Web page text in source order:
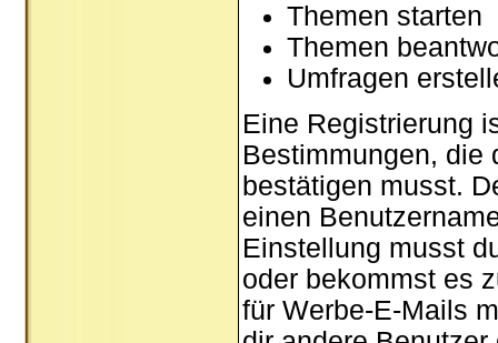
Themen starten
Themen
Umfragen
Eine Registrierung
Bestimmungen, die
bestätigen musst.
einen
Einstellung musst
oder bekommst es
für Werbe-E-Mails